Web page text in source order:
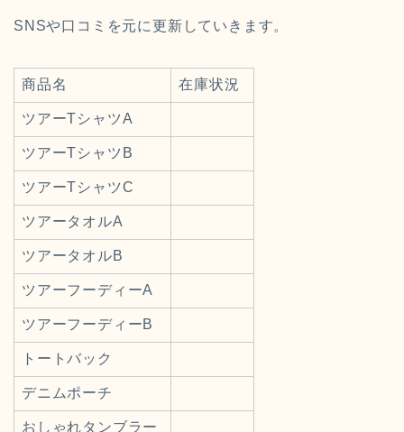
SNSや口コミを元に更新していきます。
商品名 在庫状況
ツアーTシャツA
ツアーTシャツB
ツアーTシャツC
ツアータオルA
ツアータオルB
ツアーフーディーA
ツアーフーディーB
トートバック
デニムポーチ
おしゃれタンブラー